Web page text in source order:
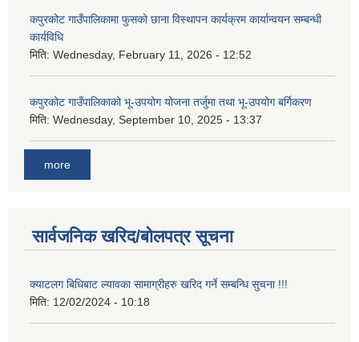
कपुरकोट गाउँपालिकामा फुसको छाना विस्थापन कार्यक्रम कार्यान्वयन सम्बन्धी
कार्यविधि
मिति: Wednesday, February 11, 2026 - 12:52
कपुरकोट गाउँपालिकाको भू-उपयोग योजना तर्जुमा तथा भू-उपयोग बर्गिकरण
मिति: Wednesday, September 10, 2025 - 13:37
more
सार्वजनिक खरिद/बोलपत्र सूचना
क्याटलग बिधिबाट ल्यावका सामाग्रीहरु खरिद गर्ने सम्बन्धि सुचना !!!
मिति: 12/02/2024 - 10:18